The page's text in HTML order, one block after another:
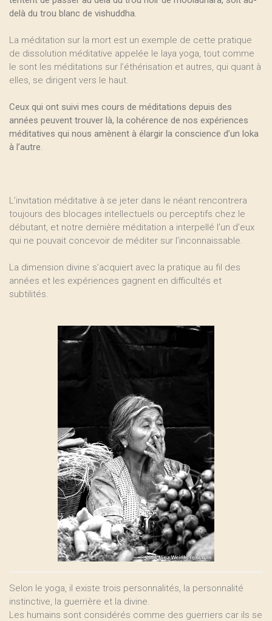
delà du trou blanc de vishuddha.
La méditation sur la mort est un exemple de cette pratique
de dissolution méditative appelée le laya yoga, tout comme
le sont les méditations sur l’éthérisation et autres, qui quant à
elles, se dirigent vers le haut.
Ceux qui ont suivi mes cours de méditations depuis des
années peuvent trouver là, la cohérence de nos expériences
méditatives qui nous amènent à élargir la conscience d’un loka
à l’autre.
L’invitation méditative à se jeter dans le néant rencontrera
toujours des blocages intellectuels ou perceptifs chez le
débutant, et notre dernière méditation a interpellé l’un d’eux
qui ne pouvait concevoir de méditer sur l’inconnaissable.
La dimension divine s’acquiert avec la pratique au fil des
années et les expériences gagnent en difficultés et
subtilités.
Selon le yoga, il existe trois personnalités, la personnalité
instinctive, la guerrière et la divine.
Les humains sont considérés comme des guerriers car ils se